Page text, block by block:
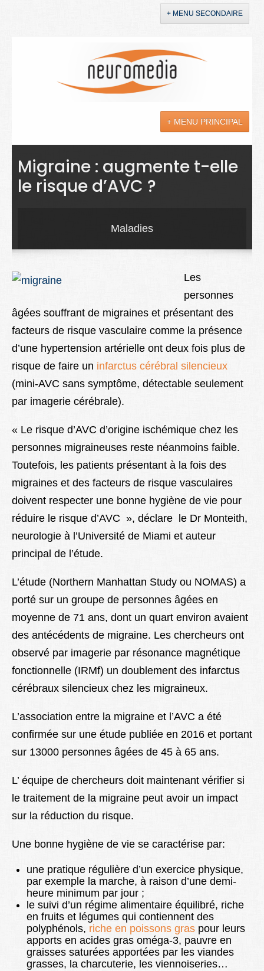
+ MENU SECONDAIRE
+ MENU PRINCIPAL
Actualités
Sciences
Droit
Lexique
Migraine : augmente t-elle
le risque d’AVC ?
Maladies
Les
personnes
âgées souffrant de migraines et présentant des
facteurs de risque vasculaire comme la présence
d’une hypertension artérielle ont deux fois plus de
risque de faire un infarctus cérébral silencieux
(mini-AVC sans symptôme, détectable seulement
par imagerie cérébrale).
« Le risque d’AVC d’origine ischémique chez les
personnes migraineuses reste néanmoins faible.
Toutefois, les patients présentant à la fois des
migraines et des facteurs de risque vasculaires
doivent respecter une bonne hygiène de vie pour
réduire le risque d’AVC », déclare le Dr Monteith,
neurologie à l’Université de Miami et auteur
principal de l’étude.
L’étude (Northern Manhattan Study ou NOMAS) a
porté sur un groupe de personnes âgées en
moyenne de 71 ans, dont un quart environ avaient
des antécédents de migraine. Les chercheurs ont
observé par imagerie par résonance magnétique
fonctionnelle (IRMf) un doublement des infarctus
cérébraux silencieux chez les migraineux.
L’association entre la migraine et l’AVC a été
confirmée sur une étude publiée en 2016 et portant
sur 13000 personnes âgées de 45 à 65 ans.
L’ équipe de chercheurs doit maintenant vérifier si
le traitement de la migraine peut avoir un impact
sur la réduction du risque.
Une bonne hygiène de vie se caractérise par:
une pratique régulière d’un exercice physique,
par exemple la marche, à raison d’une demi-
heure minimum par jour ;
le suivi d’un régime alimentaire équilibré, riche
en fruits et légumes qui contiennent des
polyphénols, riche en poissons gras pour leurs
apports en acides gras oméga-3, pauvre en
graisses saturées apportées par les viandes
grasses, la charcuterie, les viennoiseries…